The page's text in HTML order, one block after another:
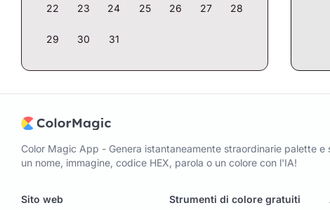
22 23 24 25 26 27 28
29 30 31
Color Magic App - Genera istantaneamente straordinarie palette e
un nome, immagine, codice HEX, parola o un colore con l'IA!
Sito web
Strumenti di colore gratuiti